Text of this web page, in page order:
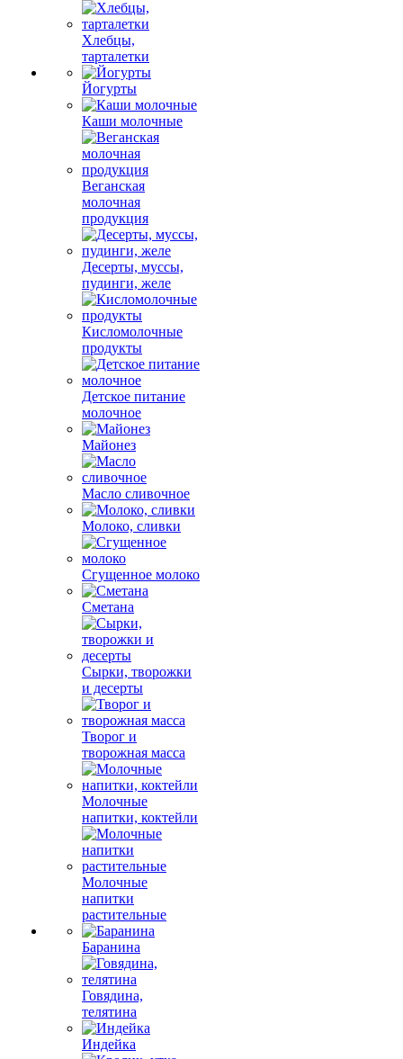
Хлебцы,
тарталетки
Йогурты
Каши молочные
Веганская
молочная
продукция
Десерты, муссы,
пудинги, желе
Кисломолочные
продукты
Детское питание
молочное
Майонез
Масло сливочное
Молоко, сливки
Сгущенное молоко
Сметана
Сырки, творожки
и десерты
Творог и
творожная масса
Молочные
напитки, коктейли
Молочные
напитки
растительные
Баранина
Говядина,
телятина
Индейка